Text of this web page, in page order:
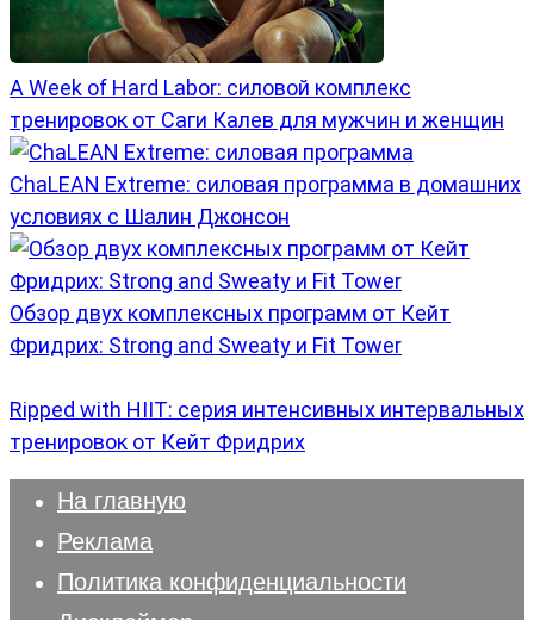
A Week of Hard Labor: силовой комплекс
тренировок от Саги Калев для мужчин и женщин
ChaLEAN Extreme: силовая программа в домашних
условиях с Шалин Джонсон
Обзор двух комплексных программ от Кейт
Фридрих: Strong and Sweaty и Fit Tower
Ripped with HIIT: серия интенсивных интервальных
тренировок от Кейт Фридрих
На главную
Реклама
Политика конфиденциальности